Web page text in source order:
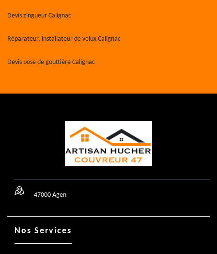
Devis zingueur Calignac
Réparateur, installateur de velux Calignac
Devis pose de gouttière Calignac
47000 Agen
Nos Services